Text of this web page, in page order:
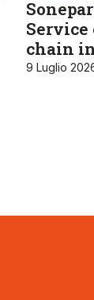
Service
chain
9 Luglio